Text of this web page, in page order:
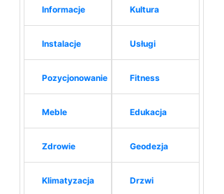
Informacje
Instalacje
Pozycjonowanie
Meble
Zdrowie
Klimatyzacja
Kultura
Usługi
Fitness
Edukacja
Geodezja
Drzwi